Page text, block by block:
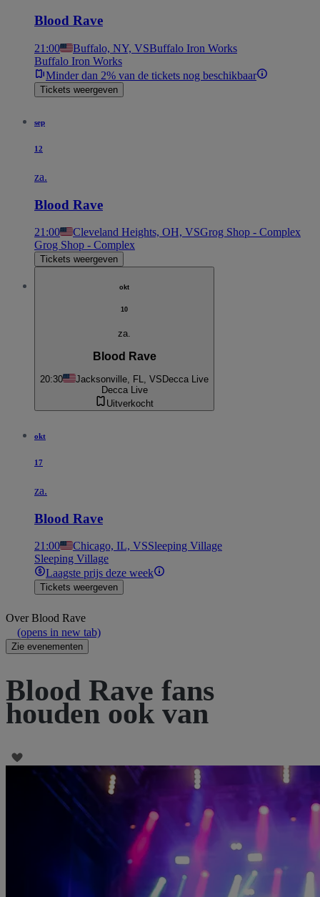
Blood Rave
21:00 Buffalo, NY, VSBuffalo Iron Works
Buffalo Iron Works
Minder dan 2% van de tickets nog beschikbaar
Tickets weergeven
sep
12
za.
Blood Rave
21:00 Cleveland Heights, OH, VSGrog Shop - Complex
Grog Shop - Complex
Tickets weergeven
okt
10
za.
Blood Rave
20:30 Jacksonville, FL, VS Decca Live
Decca Live
Uitverkocht
okt
17
za.
Blood Rave
21:00 Chicago, IL, VSSleeping Village
Sleeping Village
Laagste prijs deze week
Tickets weergeven
OverBlood Rave
(opens in new tab)
Zie evenementen
Blood Rave fans
houden ook van